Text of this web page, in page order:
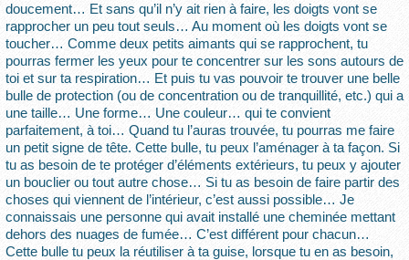
doucement… Et sans qu’il n’y ait rien à faire, les doigts vont se
rapprocher un peu tout seuls… Au moment où les doigts vont se
toucher… Comme deux petits aimants qui se rapprochent, tu
pourras fermer les yeux pour te concentrer sur les sons autours de
toi et sur ta respiration… Et puis tu vas pouvoir te trouver une belle
bulle de protection (ou de concentration ou de tranquillité, etc.) qui a
une taille… Une forme… Une couleur… qui te convient
parfaitement, à toi… Quand tu l’auras trouvée, tu pourras me faire
un petit signe de tête. Cette bulle, tu peux l’aménager à ta façon. Si
tu as besoin de te protéger d’éléments extérieurs, tu peux y ajouter
un bouclier ou tout autre chose… Si tu as besoin de faire partir des
choses qui viennent de l’intérieur, c’est aussi possible… Je
connaissais une personne qui avait installé une cheminée mettant
dehors des nuages de fumée… C’est différent pour chacun…
Cette bulle tu peux la réutiliser à ta guise, lorsque tu en as besoin,